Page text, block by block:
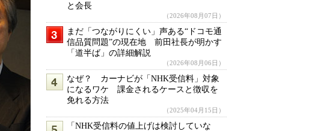
と会長
（2026年08月07日）
まだ「つながりにくい」声ある“ドコモ通
信品質問題”の現在地 前田社長が明かす
「道半ば」の詳細解説
（2026年08月06日）
なぜ？ カーナビが「NHK受信料」対象
になるワケ 課金されるケースと徴収を
免れる方法
（2025年04月15日）
「NHK受信料の値上げは検討していな